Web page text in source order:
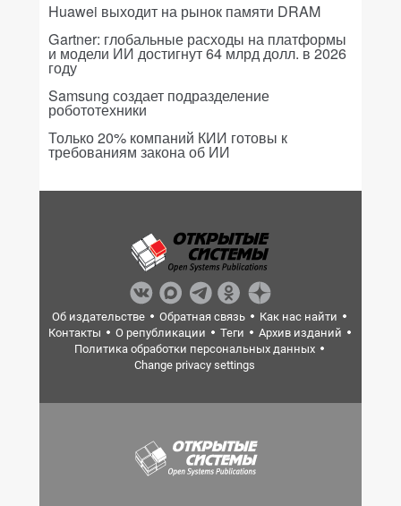
Huawei выходит на рынок памяти DRAM
Gartner: глобальные расходы на платформы
и модели ИИ достигнут 64 млрд долл. в 2026
году
Samsung создает подразделение
робототехники
Только 20% компаний КИИ готовы к
требованиям закона об ИИ
Об издательстве Обратная связь
Как нас найти
Контакты
О републикации Теги
Архив изданий
Политика обработки персональных данных
Change privacy settings